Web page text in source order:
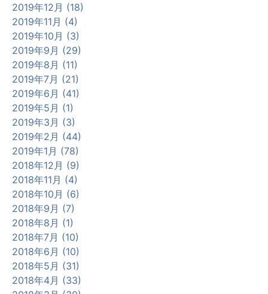
2019年12月 (18)
2019年11月 (4)
2019年10月 (3)
2019年9月 (29)
2019年8月 (11)
2019年7月 (21)
2019年6月 (41)
2019年5月 (1)
2019年3月 (3)
2019年2月 (44)
2019年1月 (78)
2018年12月 (9)
2018年11月 (4)
2018年10月 (6)
2018年9月 (7)
2018年8月 (1)
2018年7月 (10)
2018年6月 (10)
2018年5月 (31)
2018年4月 (33)